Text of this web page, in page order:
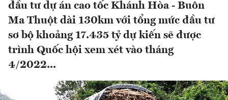
đầu tư dự án cao tốc Khánh Hòa - Buôn
Ma Thuột dài 130km với tổng mức đầu tư
sơ bộ khoảng 17.435 tỷ dự kiến sẽ được
trình Quốc hội xem xét vào tháng
4/2022...